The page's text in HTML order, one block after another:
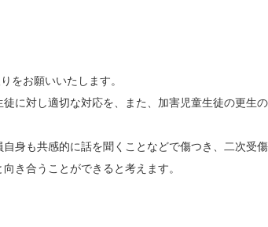
をお願いいたします。
に対し適切な対応を、また、加害児童生徒の更生
身も共感的に話を聞くことなどで傷つき、二次受
き合うことができると考えます。